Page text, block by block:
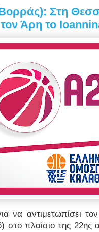
Στη
τον Άρη το
να αντιμετωπίσει
στο πλαίσιο της 22ης